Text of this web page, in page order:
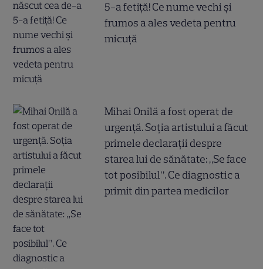
5-a fetiță! Ce nume vechi și
frumos a ales vedeta pentru
micuță
Mihai Onilă a fost operat de
urgență. Soția artistului a făcut
primele declarații despre
starea lui de sănătate: „Se face
tot posibilul”. Ce diagnostic a
primit din partea medicilor